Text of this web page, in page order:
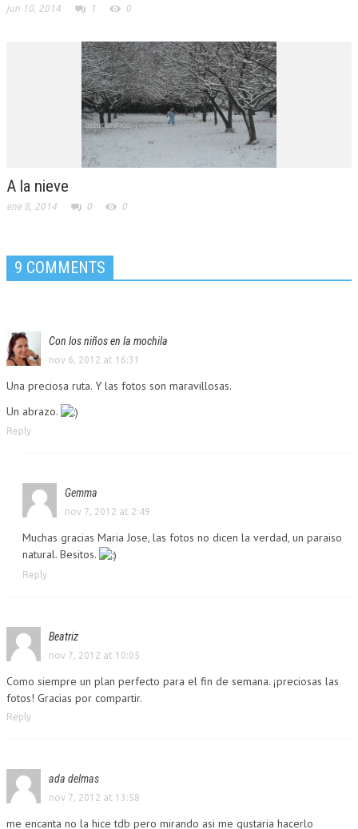
jun 10, 2014 1 0
A la nieve
ene 8, 2014 0 0
9 COMMENTS
Con los niños en la mochila
nov 6, 2012 at 16:31
Una preciosa ruta. Y las fotos son maravillosas.
Un abrazo.
Reply
Gemma
nov 7, 2012 at 2:49
Muchas gracias Maria Jose, las fotos no dicen la verdad, un paraiso
natural. Besitos.
Reply
Beatriz
nov 7, 2012 at 10:05
Como siempre un plan perfecto para el fin de semana. ¡preciosas las
fotos! Gracias por compartir.
Reply
ada delmas
nov 7, 2012 at 13:58
me encanta no la hice tdb pero mirando asi me gustaria hacerlo